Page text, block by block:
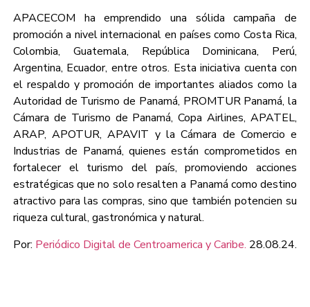
APACECOM ha emprendido una sólida campaña de
promoción a nivel internacional en países como Costa Rica,
Colombia, Guatemala, República Dominicana, Perú,
Argentina, Ecuador, entre otros. Esta iniciativa cuenta con
el respaldo y promoción de importantes aliados como la
Autoridad de Turismo de Panamá, PROMTUR Panamá, la
Cámara de Turismo de Panamá, Copa Airlines, APATEL,
ARAP, APOTUR, APAVIT y la Cámara de Comercio e
Industrias de Panamá, quienes están comprometidos en
fortalecer el turismo del país, promoviendo acciones
estratégicas que no solo resalten a Panamá como destino
atractivo para las compras, sino que también potencien su
riqueza cultural, gastronómica y natural.
Por: Periódico Digital de Centroamerica y Caribe. 28.08.24.